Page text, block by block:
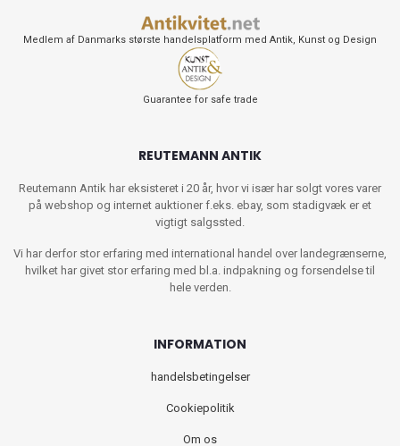
Medlem af Danmarks største handelsplatform med Antik, Kunst og Design
Guarantee for safe trade
REUTEMANN ANTIK
Reutemann Antik har eksisteret i 20 år, hvor vi især har solgt vores varer
på webshop og internet auktioner f.eks. ebay, som stadigvæk er et
vigtigt salgssted.
Vi har derfor stor erfaring med international handel over landegrænserne,
hvilket har givet stor erfaring med bl.a. indpakning og forsendelse til
hele verden.
INFORMATION
handelsbetingelser
Cookiepolitik
Om os